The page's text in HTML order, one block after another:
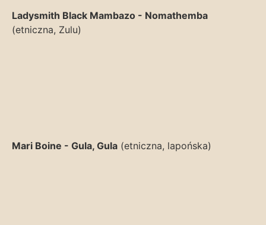
Ladysmith Black Mambazo - Nomathemba
(etniczna, Zulu)
Mari Boine - Gula, Gula (etniczna, lapońska)